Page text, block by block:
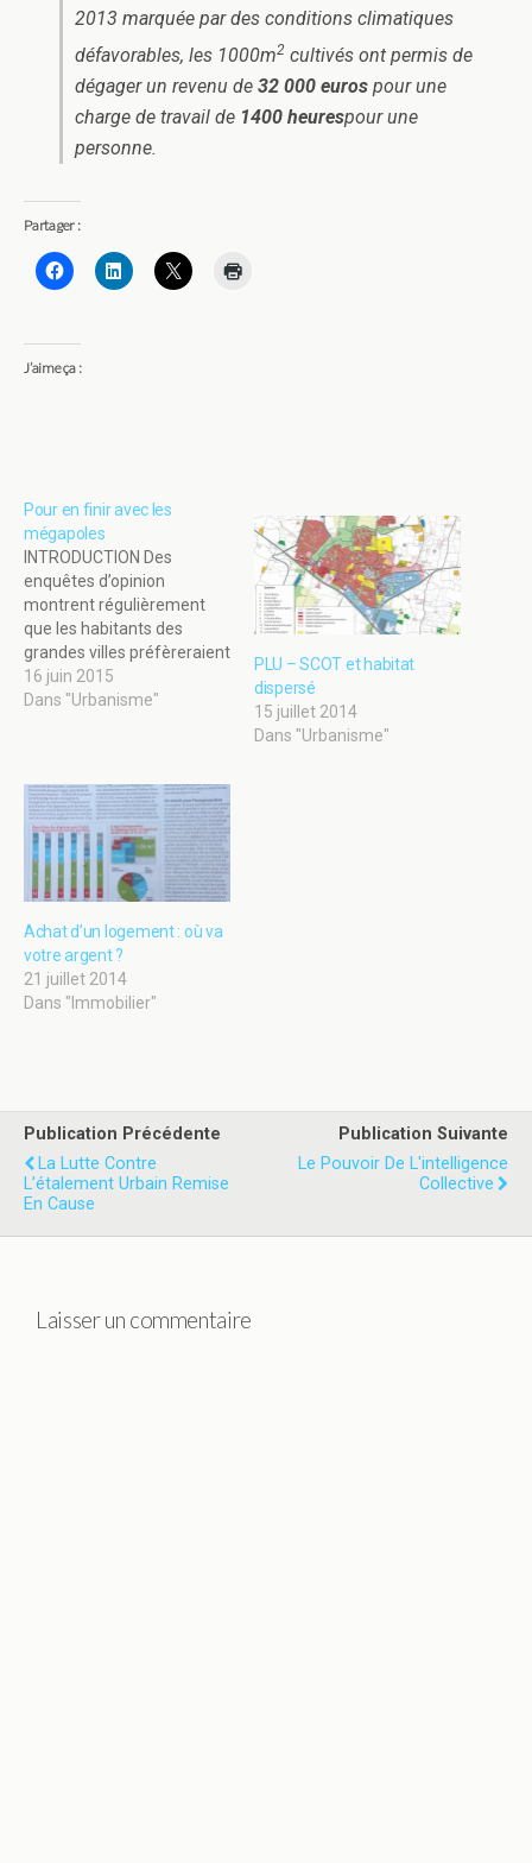
2013 marquée par des conditions climatiques
défavorables, les 1000m2 cultivés ont permis de
dégager un revenu de 32 000 euros pour une
charge de travail de 1400 heurespour une
personne.
Partager :
J’aime ça :
Pour en finir avec les
mégapoles
INTRODUCTION Des
enquêtes d’opinion
montrent régulièrement
que les habitants des
grandes villes préfèreraient
vivre dans une plus petite
ville (50% des franciliens
les objectifs de productivité
globale de notre société,
car les techniques du
20ème siècle nécessitaient
l’agglomération de
16 juin 2015
Dans "Urbanisme"
PLU – SCOT et habitat
dispersé
15 juillet 2014
Dans "Urbanisme"
Achat d’un logement : où va
votre argent ?
21 juillet 2014
Dans "Immobilier"
Publication Précédente
La Lutte Contre
L’étalement Urbain Remise
En Cause
Publication Suivante
Le Pouvoir De L'intelligence
Collective
Laisser un commentaire